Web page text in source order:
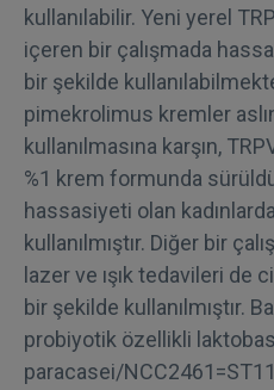
kullanılabilir. Yeni yerel
içeren bir çalışmada
bir şekilde
pimekrolimus kremler
kullanılmasına karşın,
%1 krem formunda
hassasiyeti olan
kullanılmıştır. Diğer bir
lazer ve ışık tedavileri de
bir şekilde kullanılmıştır.
probiyotik özellikli
paracasei/